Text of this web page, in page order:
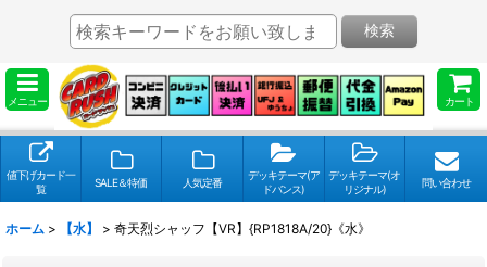
メニュー カート
検索
値下げカード一
覧
SALE＆特価 人気定番
デッキテーマ(ア
ドバンス)
デッキテーマ(オ
リジナル)
問い合わせ
ホーム > 【水】 > 奇天烈シャッフ【VR】{RP1818A/20}《水》